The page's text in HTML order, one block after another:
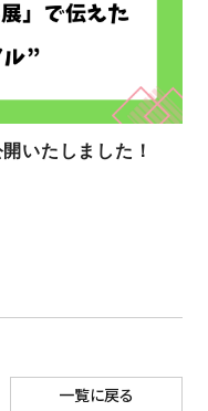
いたしました！
一覧に戻る